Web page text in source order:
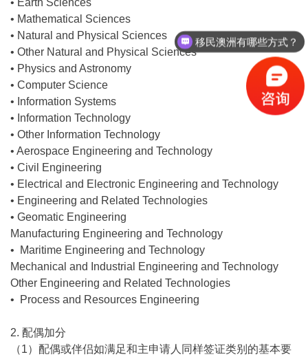
• Earth Sciences
• Mathematical Sciences
• Natural and Physical Sciences
• Other Natural and Physical Sciences
• Physics and Astronomy
• Computer Science
• Information Systems
• Information Technology
• Other Information Technology
• Aerospace Engineering and Technology
• Civil Engineering
• Electrical and Electronic Engineering and Technology
• Engineering and Related Technologies
• Geomatic Engineering
Manufacturing Engineering and Technology
• Maritime Engineering and Technology
Mechanical and Industrial Engineering and Technology
Other Engineering and Related Technologies
• Process and Resources Engineering
2. 配偶加分
（1）配偶或伴侣如满足和主申请人同样签证类别的基本要
移民澳洲有哪些方式？